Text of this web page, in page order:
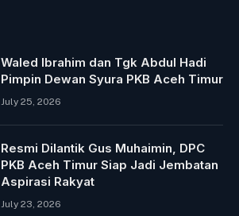
Waled Ibrahim dan Tgk Abdul Hadi
Pimpin Dewan Syura PKB Aceh Timur
July 25, 2026
Resmi Dilantik Gus Muhaimin, DPC
PKB Aceh Timur Siap Jadi Jembatan
Aspirasi Rakyat
July 23, 2026